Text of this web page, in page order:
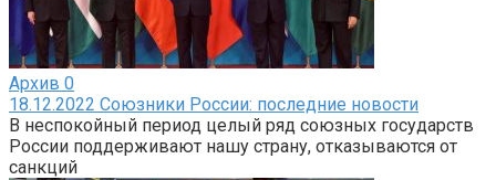
Архив 0
18.12.2022 Союзники России: последние новости
В неспокойный период целый ряд союзных государств
России поддерживают нашу страну, отказываются от
санкций